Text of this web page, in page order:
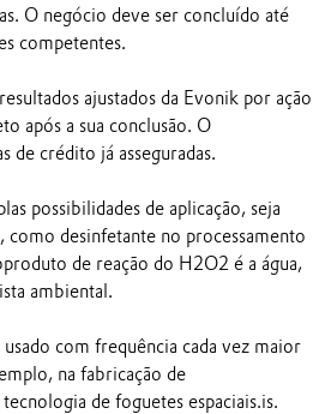
O negócio deve ser concluído até
competentes.
ajustados da Evonik por ação
após a sua conclusão. O
de crédito já asseguradas.
possibilidades de aplicação, seja
como desinfetante no processamento
de reação do H2O2 é a água,
ambiental.
com frequência cada vez maior
na fabricação de
de foguetes espaciais.is.